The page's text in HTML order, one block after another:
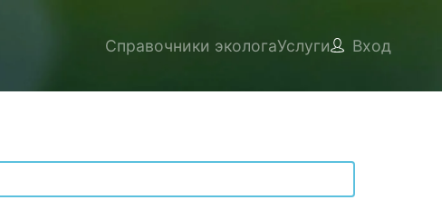
Справочники экологаУслуги Вход